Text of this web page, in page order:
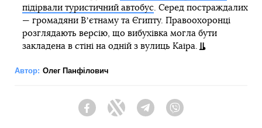
підірвали туристичний автобус. Серед постраждалих
— громадяни Вʼєтнаму та Єгипту. Правоохоронці
розглядають версію, що вибухівка могла бути
закладена в стіні на одній з вулиць Каїра.
Автор: Олег Панфілович
FacebookTwitter Telegram